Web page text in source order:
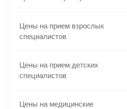
Цены на прием взрослых
специалистов
Цены на прием детских
специалистов
Цены на медицинские